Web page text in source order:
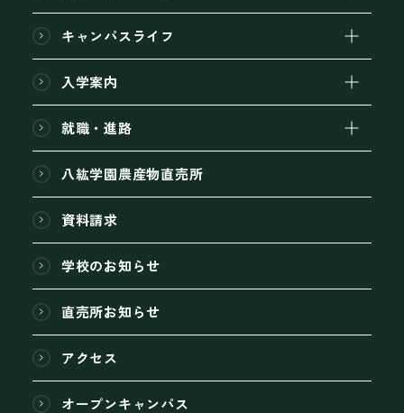
キャンパスライフ
入学案内
就職・進路
八紘学園農産物直売所
資料請求
学校のお知らせ
直売所お知らせ
アクセス
オープンキャンパス